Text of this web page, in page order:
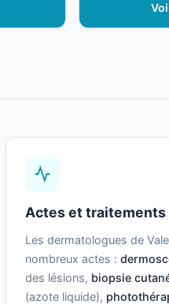
Actes et traitements
Les dermatologues de
nombreux actes :
des lésions, biopsie
(azote liquide),